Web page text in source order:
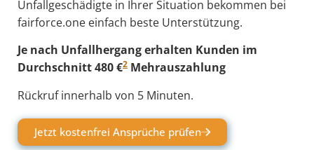
Unfallgeschädigte in Ihrer Situation bekommen bei
fairforce.one einfach beste Unterstützung.
Je nach Unfallhergang erhalten Kunden im
Durchschnitt 480 €2 Mehrauszahlung
Rückruf innerhalb von 5 Minuten.
Jetzt kostenfrei Ansprüche prüfen